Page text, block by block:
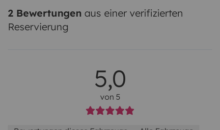
2 Bewertungen aus einer verifizierten
Reservierung
5,0
von 5